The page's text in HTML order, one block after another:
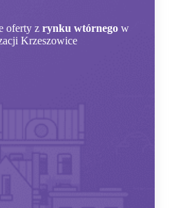
oferty z rynku wtórnego w
Krzeszowice